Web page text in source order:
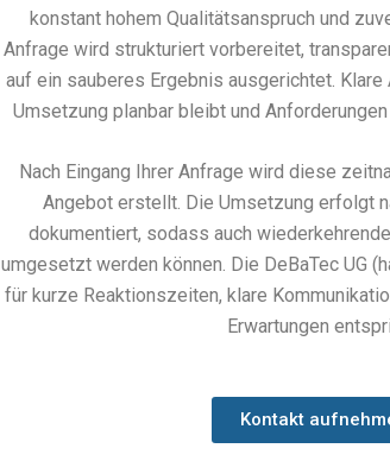
konstant hohem Qualitätsanspruch und
Anfrage wird strukturiert vorbereitet,
auf ein sauberes Ergebnis ausgerichtet.
Umsetzung planbar bleibt und
Nach Eingang Ihrer Anfrage wird diese
Angebot erstellt. Die Umsetzung erfolgt
dokumentiert, sodass auch
umgesetzt werden können. Die DeBaTec UG
für kurze Reaktionszeiten, klare
Erwartungen
Kontakt